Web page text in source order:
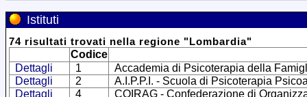
Istituti
74 risultati trovati nella regione "Lombardia"
Codice
Dettagli
1
Accademia di Psicoterapia della
Dettagli
2
A.I.P.P.I. - Scuola di Psicoterapia
Dettagli
4
COIRAG - Confederazione di